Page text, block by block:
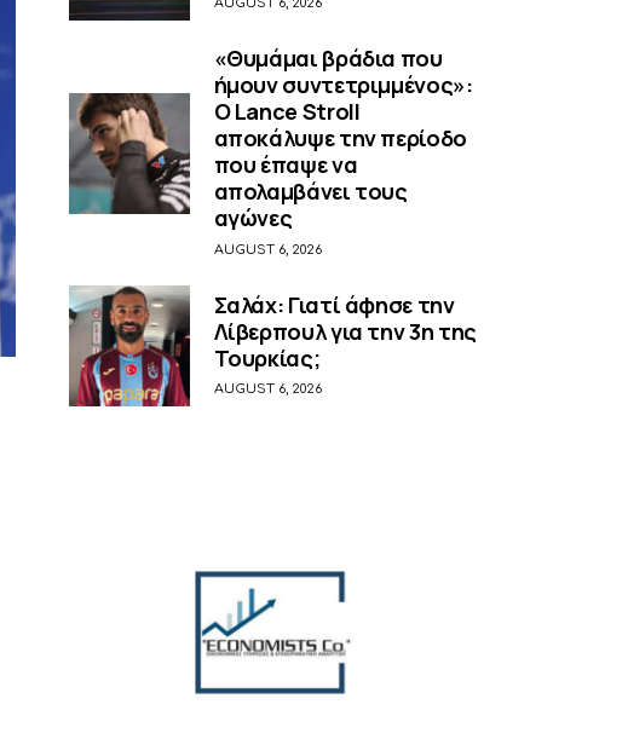
«Θυμάμαι βράδια που
ήμουν συντετριμμένος»:
O Lance Stroll
αποκάλυψε την περίοδο
που έπαψε να
απολαμβάνει τους
αγώνες
AUGUST 6, 2026
Σαλάχ: Γιατί άφησε την
Λίβερπουλ για την 3η της
Τουρκίας;
AUGUST 6, 2026